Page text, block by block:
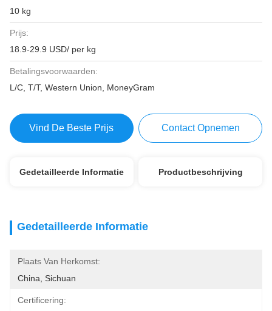
10 kg
Prijs:
18.9-29.9 USD/ per kg
Betalingsvoorwaarden:
L/C, T/T, Western Union, MoneyGram
Vind De Beste Prijs Contact Opnemen
Gedetailleerde Informatie Productbeschrijving
Gedetailleerde Informatie
Plaats Van Herkomst:
China, Sichuan
Certificering: